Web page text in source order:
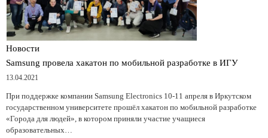
Новости
Samsung провела хакатон по мобильной разработке в ИГУ
13.04.2021
При поддержке компании Samsung Electronics 10-11 апреля в Иркутском
государственном университете прошёл хакатон по мобильной разработке
«Города для людей», в котором приняли участие учащиеся
образовательных…